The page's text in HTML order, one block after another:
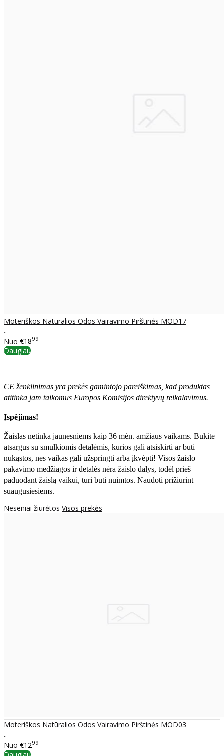
Moteriškos Natūralios Odos Vairavimo Pirštinės MOD17
..
Nuo €1899
Daugiau
CE ženklinimas yra prekės gamintojo pareiškimas, kad produktas
atitinka jam taikomus Europos Komisijos direktyvų reikalavimus.
Įspėjimas!
Žaislas netinka jaunesniems kaip 36 mėn. amžiaus vaikams. Būkite
atsargūs su smulkiomis detalėmis, kurios gali atsiskirti ar būti
nukąstos, nes vaikas gali užspringti arba įkvėpti! Visos žaislо
pakavimo medžiagos ir detalės nėra žaislo dalys, todėl prieš
paduodant žaislą vaikui, turi būti nuimtos. Naudoti prižiūrint
suaugusiesiems.
Neseniai žiūrėtos Visos prekės
Moteriškos Natūralios Odos Vairavimo Pirštinės MOD03
..
Nuo €1299